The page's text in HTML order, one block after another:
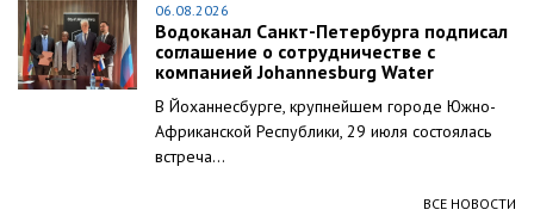
06.08.2026
Водоканал Санкт-Петербурга подписал
соглашение о сотрудничестве с
компанией Johannesburg Water
В Йоханнесбурге, крупнейшем городе Южно-
Африканской Республики, 29 июля состоялась
встреча...
ВСЕ НОВОСТИ